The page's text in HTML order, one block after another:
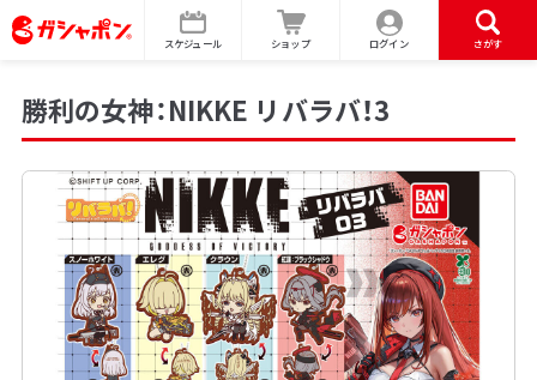
スケジュール ショップ ログイン さがす
勝利の女神：NIKKE リバラバ！3